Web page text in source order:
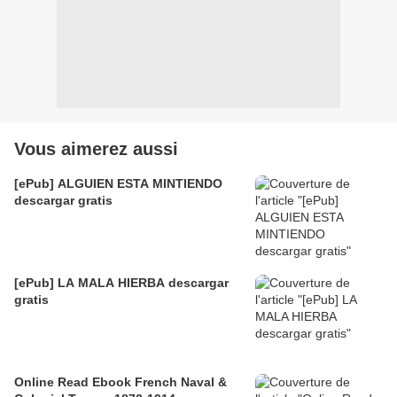
Vous aimerez aussi
[ePub] ALGUIEN ESTA MINTIENDO
descargar gratis
[ePub] LA MALA HIERBA descargar
gratis
Online Read Ebook French Naval &